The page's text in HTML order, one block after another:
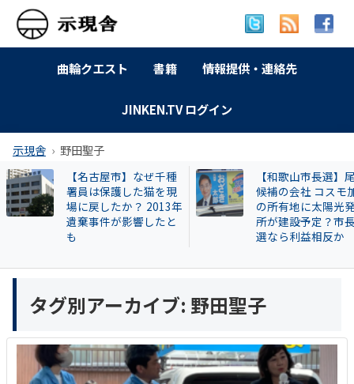
曲輪クエスト 書籍 情報提供・連絡先
JINKEN.TV ログイン
示現舎 野田聖子
ぜ千種
猫を現
2013年
したと
【和歌山市長選】尾崎
候補の会社 コスモ加太
の所有地に太陽光発電
所が建設予定？市長当
【告発ス
興毅氏も
い牛肉投
片桐章浩
説明を求
タグ別アーカイブ: 野田聖子